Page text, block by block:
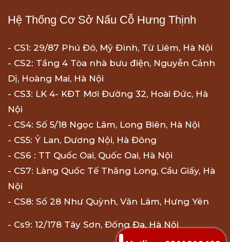
Hệ Thống Cơ Sở Nấu Cỗ Hưng Thịnh
- CS1: 29/87 Phú Đô, Mỹ Đình, Từ Liêm, Hà Nội
- CS2: Tầng 4 Tòa nhà bưu điện, Nguyễn Cảnh
Dị, Hoàng Mai, Hà Nội
- CS3: LK 4- KĐT Mơi Đường 32, Hoài Đức, Hà
Nội
- CS4: Số 5/18 Ngọc Lâm, Long Biên, Hà Nội
- CS5: Ỷ Lan, Dương Nội, Hà Đông
- CS6 : TT Quốc Oai, Quốc Oai, Hà Nội
- CS7: Làng Quốc Tế Thăng Long, Cầu Giấy, Hà
Nội
- CS8: Số 28 Như Quỳnh, Văn Lâm, Hưng Yên
- Cs9: 12/178 Tây Sơn, Đống Đa, Hà Nội